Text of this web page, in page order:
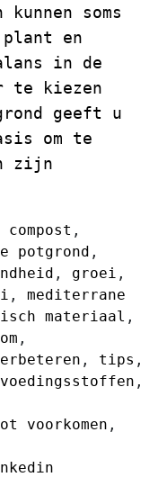
soms
en
in de
te kiezen
geeft u
om te
zijn
compost ,
potgrond ,
, groei ,
, mediterrane
materiaal ,
,
, tips ,
voedingsstoffen ,
voorkomen ,